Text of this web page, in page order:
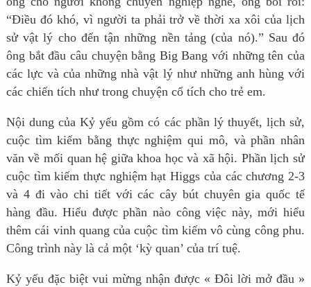
“Điều đó khó, vì người ta phải trở về thời xa xôi của lịch
sử vật lý cho đến tận những nền tảng (của nó).” Sau đó
ông bắt đầu câu chuyện bằng Big Bang với những tên của
các lực và của những nhà vật lý như những anh hùng với
các chiến tích như trong chuyện cổ tích cho trẻ em.
Nội dung của Kỷ yếu gồm có các phần lý thuyết, lịch sử,
cuộc tìm kiếm bằng thực nghiệm qui mô, và phần nhân
văn về mối quan hệ giữa khoa học và xã hội. Phần lịch sử
cuộc tìm kiếm thực nghiệm hạt Higgs của các chương 2-3
và 4 đi vào chi tiết với các cây bút chuyên gia quốc tế
hàng đầu. Hiểu được phần nào công việc này, mới hiểu
thêm cái vinh quang của cuộc tìm kiếm vô cùng công phu.
Công trình này là cả một ‘kỳ quan’ của trí tuệ.
Kỷ yếu đặc biệt vui mừng nhận được « Đôi lời mở đầu »